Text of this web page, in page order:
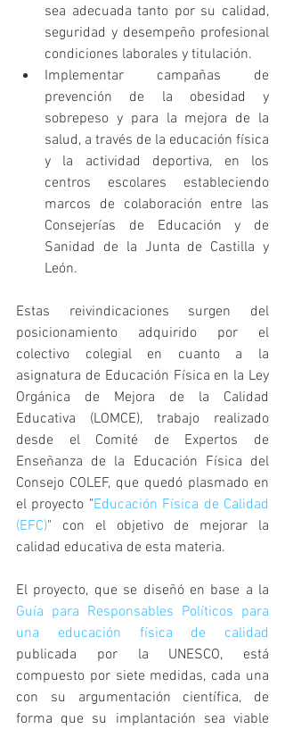
sea adecuada tanto por su calidad,
seguridad y desempeño profesional
condiciones laborales y titulación.
Implementar campañas de
prevención de la obesidad y
sobrepeso y para la mejora de la
salud, a través de la educación física
y la actividad deportiva, en los
centros escolares estableciendo
marcos de colaboración entre las
Consejerías de Educación y de
Sanidad de la Junta de Castilla y
León.
Estas reivindicaciones surgen del
posicionamiento adquirido por el
colectivo colegial en cuanto a la
asignatura de Educación Física en la Ley
Orgánica de Mejora de la Calidad
Educativa (LOMCE), trabajo realizado
desde el Comité de Expertos de
Enseñanza de la Educación Física del
Consejo COLEF, que quedó plasmado en
el proyecto "Educación Física de Calidad
(EFC)" con el objetivo de mejorar la
calidad educativa de esta materia.
Guía para Responsables Políticos para
una educación física de calidad
publicada por la UNESCO, está
compuesto por siete medidas, cada una
con su argumentación científica, de
forma que su implantación sea viable